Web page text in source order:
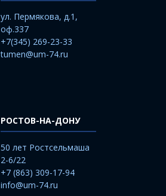
ул. Пермякова, д.1,
оф.337
+7(345) 269-23-33
tumen@um-74.ru
РОСТОВ-НА-ДОНУ
50 лет Ростсельмаша
2-6/22
+7 (863) 309-17-94
info@um-74.ru